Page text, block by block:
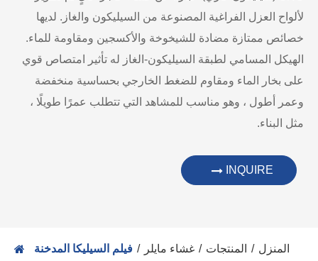
لألواح العزل الفراغية المصنوعة من السيليكون والغاز. لديها
خصائص ممتازة مضادة للشيخوخة والأكسجين ومقاومة للماء.
الهيكل المسامي لطبقة السيليكون-الغاز له تأثير امتصاص قوي
على بخار الماء ومقاوم للضغط الخارجي بحساسية منخفضة
وعمر أطول ، وهو مناسب للمشاهد التي تتطلب عمرًا طويلًا ،
مثل البناء.
INQUIRE
المنزل المنتجات غشاء مايلر فيلم السيليكا المدخنة